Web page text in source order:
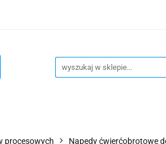
KONTAKT KSP
procesowych Napędy ćwierćobrotowe